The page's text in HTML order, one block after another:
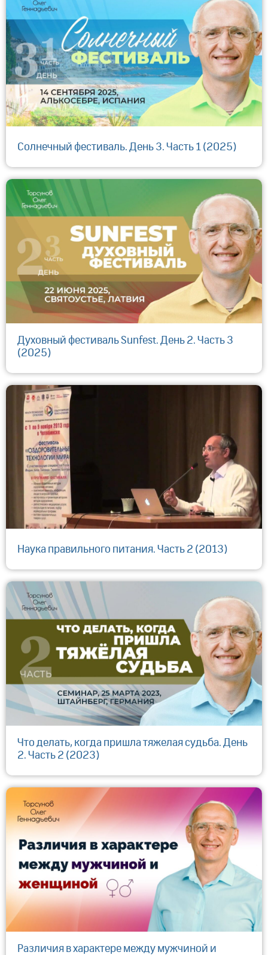
Солнечный фестиваль. День 3. Часть 1 (2025)
Духовный фестиваль Sunfest. День 2. Часть 3
(2025)
Наука правильного питания. Часть 2 (2013)
Что делать, когда пришла тяжелая судьба. День
2. Часть 2 (2023)
Различия в характере между мужчиной и